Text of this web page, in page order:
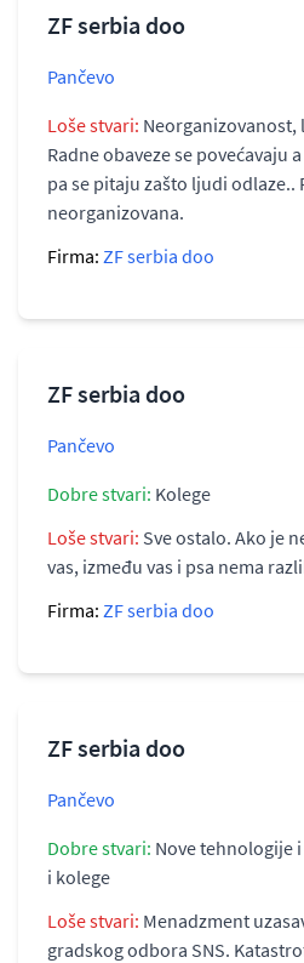
ZF serbia doo
Pančevo
Loše stvari:
Radne obaveze se povećavaju
pa se pitaju zašto ljudi odlaze..
neorganizovana.
Firma: ZF serbia doo
ZF serbia doo
Pančevo
Dobre stvari: Kolege
Loše stvari: Sve ostalo. Ako je
vas, između vas i psa nema
Firma: ZF serbia doo
ZF serbia doo
Pančevo
Dobre stvari: Nove tehnologije
i kolege
Loše stvari: Menadzment
gradskog odbora SNS.